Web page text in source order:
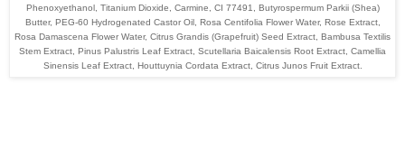
Phenoxyethanol, Titanium Dioxide, Carmine, CI 77491, Butyrospermum Parkii (Shea)
Butter, PEG-60 Hydrogenated Castor Oil, Rosa Centifolia Flower Water, Rose Extract,
Rosa Damascena Flower Water, Citrus Grandis (Grapefruit) Seed Extract, Bambusa Textilis
Stem Extract, Pinus Palustris Leaf Extract, Scutellaria Baicalensis Root Extract, Camellia
Sinensis Leaf Extract, Houttuynia Cordata Extract, Citrus Junos Fruit Extract.